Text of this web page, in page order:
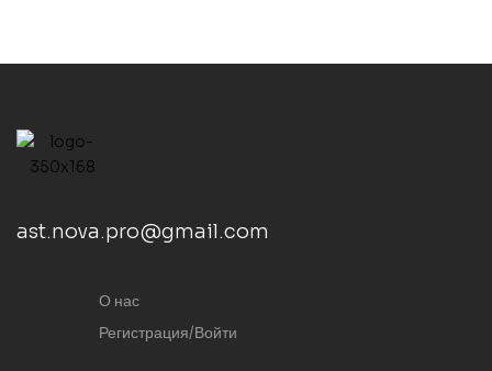
ast.nova.pro@gmail.com
О нас
Регистрация/Войти